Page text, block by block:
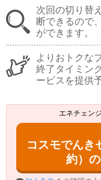
次回の切り替
断できるので
ができます。
よりおトクな
終了タイミン
ービスを提供
エネチェン
コスモでんき
約）